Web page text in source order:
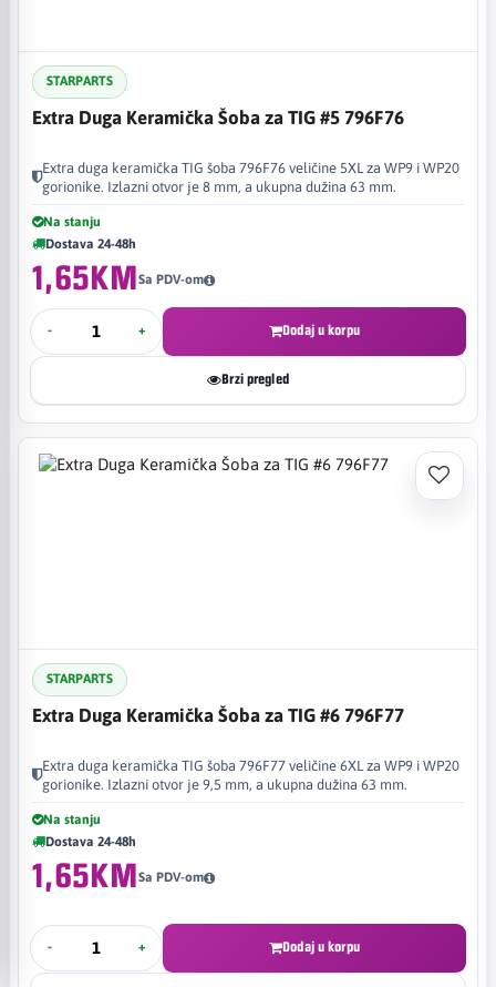
STARPARTS
Extra Duga Keramička Šoba za TIG #5 796F76
Extra duga keramička TIG šoba 796F76 veličine 5XL za WP9 i WP20
gorionike. Izlazni otvor je 8 mm, a ukupna dužina 63 mm.
Na stanju
Dostava 24-48h
1,65KMSa PDV-om
- + Dodaj u korpu
Brzi pregled
STARPARTS
Extra Duga Keramička Šoba za TIG #6 796F77
Extra duga keramička TIG šoba 796F77 veličine 6XL za WP9 i WP20
gorionike. Izlazni otvor je 9,5 mm, a ukupna dužina 63 mm.
Na stanju
Dostava 24-48h
1,65KMSa PDV-om
- + Dodaj u korpu